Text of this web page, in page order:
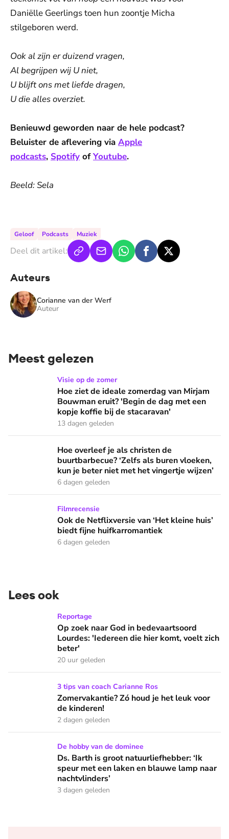
Daniëlle Geerlings toen hun zoontje Micha
stilgeboren werd.
Ook al zijn er duizend vragen,
Al begrijpen wij U niet,
U blijft ons met liefde dragen,
U die alles overziet.
Benieuwd geworden naar de hele podcast?
Beluister de aflevering via Apple
podcasts, Spotify ofYoutube.
Beeld: Sela
Geloof
Podcasts Muziek
Deel dit artikel:
Auteurs
Corianne van der Werf
Auteur
Meest gelezen
Hoe ziet de ideale zomerdag van Mirjam Bouwman eruit?
Visie op de zomer
Hoe ziet de ideale zomerdag van Mirjam
Bouwman eruit? 'Begin de dag met een
kopje koffie bij de stacaravan'
13 dagen geleden
Hoe overleef je als christen de buurtbarbecue? ‘Zelfs als
Hoe overleef je als christen de
buurtbarbecue? ‘Zelfs als buren vloeken,
kun je beter niet met het vingertje wijzen’
6 dagen geleden
Ook de Netflixversie van ‘Het kleine huis’ biedt fijne
Filmrecensie
Ook de Netflixversie van ‘Het kleine huis’
biedt fijne huifkarromantiek
6 dagen geleden
Lees ook
Op zoek naar God in bedevaartsoord Lourdes: 'Iedereen
Reportage
Op zoek naar God in bedevaartsoord
Lourdes: 'Iedereen die hier komt, voelt zich
beter'
20 uur geleden
Zomervakantie? Zó houd je het leuk voor de kinderen!
3 tips van coach Carianne Ros
Zomervakantie? Zó houd je het leuk voor
de kinderen!
2 dagen geleden
Ds. Barth is groot natuurliefhebber: ‘Ik speur met een
De hobby van de dominee
Ds. Barth is groot natuurliefhebber: ‘Ik
speur met een laken en blauwe lamp naar
nachtvlinders’
3 dagen geleden